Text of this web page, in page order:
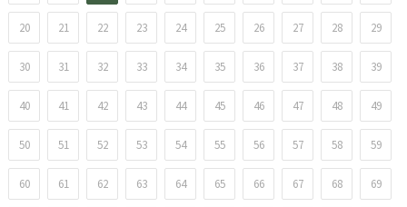
20 21 22 23 24 25 26 27 28 29
30 31 32 33 34 35 36 37 38 39
40 41 42 43 44 45 46 47 48 49
50 51 52 53 54 55 56 57 58 59
60 61 62 63 64 65 66 67 68 69